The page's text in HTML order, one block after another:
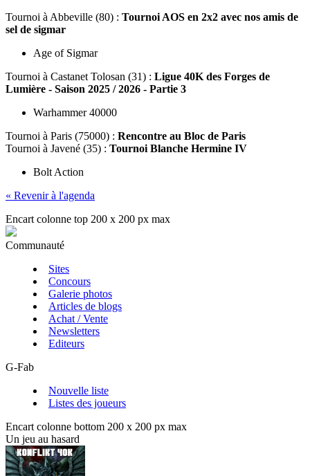
Tournoi à Abbeville (80) : Tournoi AOS en 2x2 avec nos amis de
sel de sigmar
Age of Sigmar
Tournoi à Castanet Tolosan (31) : Ligue 40K des Forges de
Lumière - Saison 2025 / 2026 - Partie 3
Warhammer 40000
Tournoi à Paris (75000) : Rencontre au Bloc de Paris
Tournoi à Javené (35) : Tournoi Blanche Hermine IV
Bolt Action
« Revenir à l'agenda
Encart colonne top 200 x 200 px max
Communauté
Sites
Concours
Galerie photos
Articles de blogs
Achat / Vente
Newsletters
Editeurs
G-Fab
Nouvelle liste
Listes des joueurs
Encart colonne bottom 200 x 200 px max
Un jeu au hasard